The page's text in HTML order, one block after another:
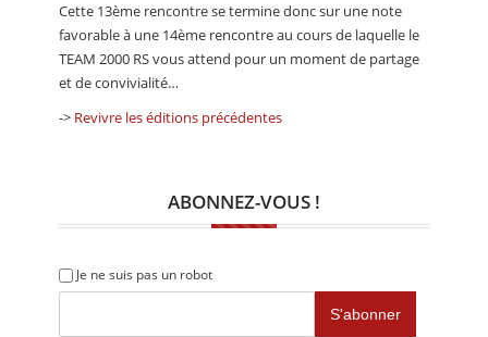
Cette 13ème rencontre se termine donc sur une note
favorable à une 14ème rencontre au cours de laquelle le
TEAM 2000 RS vous attend pour un moment de partage
et de convivialité…
-> Revivre les éditions précédentes
ABONNEZ-VOUS !
Je ne suis pas un robot